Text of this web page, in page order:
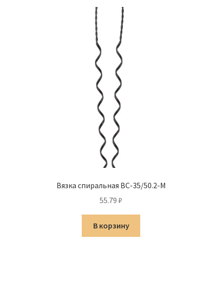
Вязка спиральная ВС-35/50.2-М
55.79 ₽
В корзину